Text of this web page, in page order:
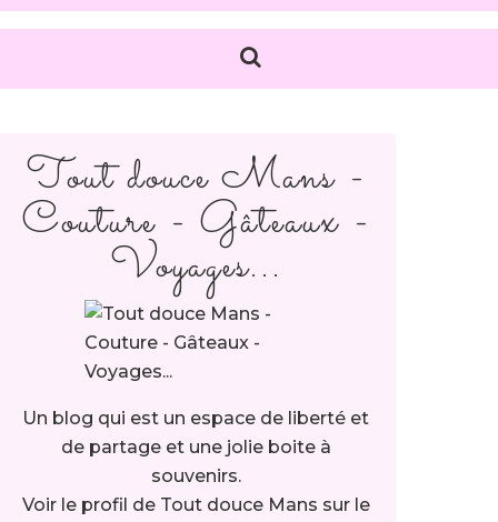
Tout douce Mans -
Couture - Gâteaux -
Voyages...
Un blog qui est un espace de liberté et
de partage et une jolie boite à
souvenirs.
Voir le profil de Tout douce Mans sur le